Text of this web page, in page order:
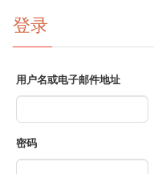
登录
用户名或电子邮件地址
密码